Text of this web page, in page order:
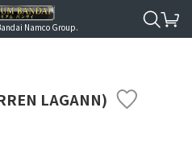
Namco Group.
LAGANN)